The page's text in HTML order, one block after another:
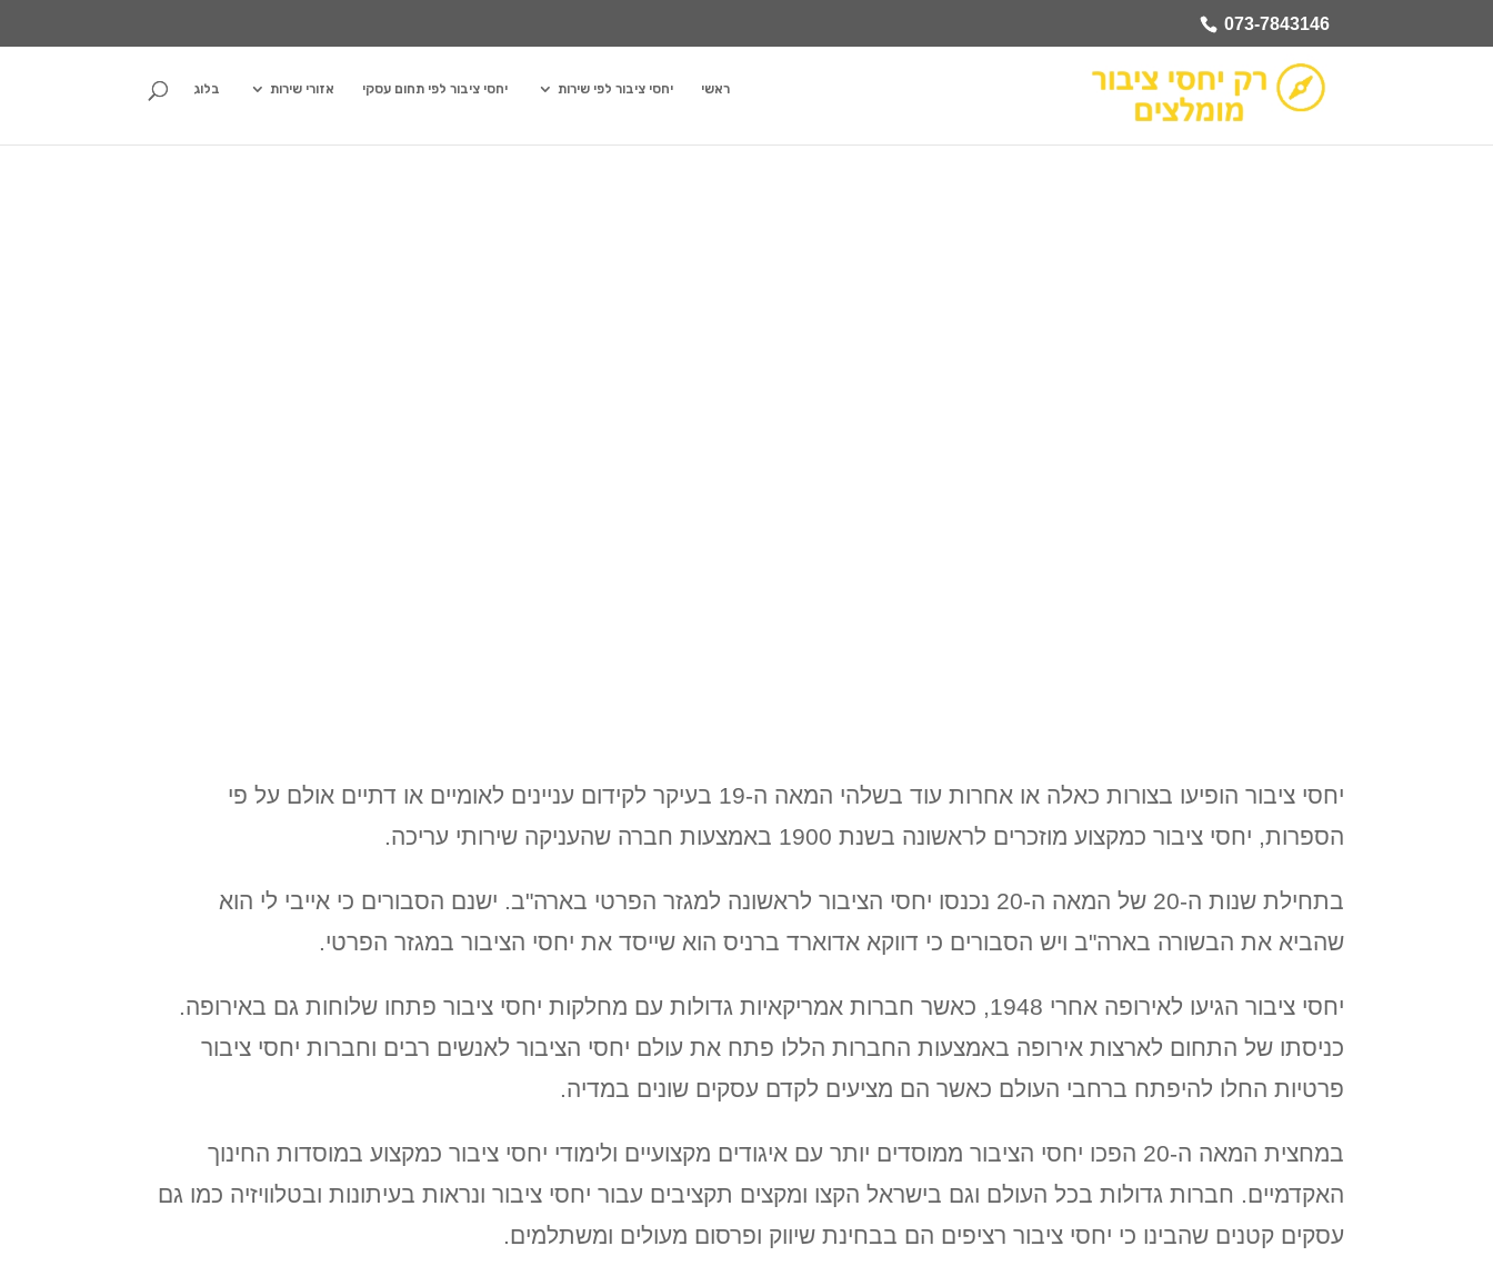
073-7843146
ראשי יחסי ציבור לפי שירות יחסי ציבור לפי תחום עסקי אזורי שירות בלוג
יחסי ציבור הופיעו בצורות כאלה או אחרות עוד בשלהי המאה ה-19 בעיקר לקידום עניינים לאומיים או דתיים אולם על פי
הספרות, יחסי ציבור כמקצוע מוזכרים לראשונה בשנת 1900 באמצעות חברה שהעניקה שירותי עריכה.
בתחילת שנות ה-20 של המאה ה-20 נכנסו יחסי הציבור לראשונה למגזר הפרטי בארה"ב. ישנם הסבורים כי אייבי לי הוא
שהביא את הבשורה בארה"ב ויש הסבורים כי דווקא אדוארד ברניס הוא שייסד את יחסי הציבור במגזר הפרטי.
יחסי ציבור הגיעו לאירופה אחרי 1948, כאשר חברות אמריקאיות גדולות עם מחלקות יחסי ציבור פתחו שלוחות גם באירופה.
כניסתו של התחום לארצות אירופה באמצעות החברות הללו פתח את עולם יחסי הציבור לאנשים רבים וחברות יחסי ציבור
פרטיות החלו להיפתח ברחבי העולם כאשר הם מציעים לקדם עסקים שונים במדיה.
במחצית המאה ה-20 הפכו יחסי הציבור ממוסדים יותר עם איגודים מקצועיים ולימודי יחסי ציבור כמקצוע במוסדות החינוך
האקדמיים. חברות גדולות בכל העולם וגם בישראל הקצו ומקצים תקציבים עבור יחסי ציבור ונראות בעיתונות ובטלוויזיה כמו גם
עסקים קטנים שהבינו כי יחסי ציבור רציפים הם בבחינת שיווק ופרסום מעולים ומשתלמים.